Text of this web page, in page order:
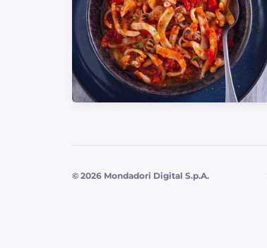
© 2026 Mondadori Digital S.p.A.